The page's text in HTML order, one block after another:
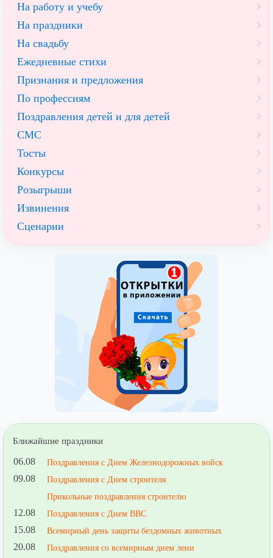
На работу и учебу
На праздники
На свадьбу
Ежедневные стихи
Признания и предложения
По профессиям
Поздравления детей и для детей
СМС
Тосты
Конкурсы
Розыгрыши
Извинения
Сценарии
Ближайшие праздники
06.08 Поздравления с Днем Железнодорожных войск
09.08
Поздравления с Днем строителя
Прикольные поздравления строителю
12.08 Поздравления с Днем ВВС
15.08 Всемирный день защиты бездомных животных
20.08 Поздравления со всемирным днем лени